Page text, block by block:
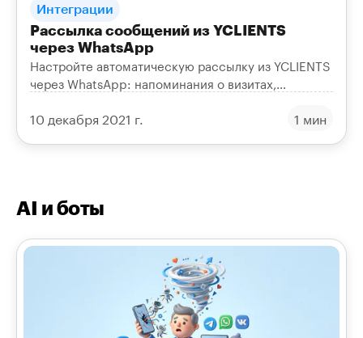
Интеграции
Рассылка сообщений из YCLIENTS
через WhatsApp
Настройте автоматическую рассылку из YCLIENTS
через WhatsApp: напоминания о визитах,
на SMS.
10 декабря 2021 г. 1 мин
AI и боты